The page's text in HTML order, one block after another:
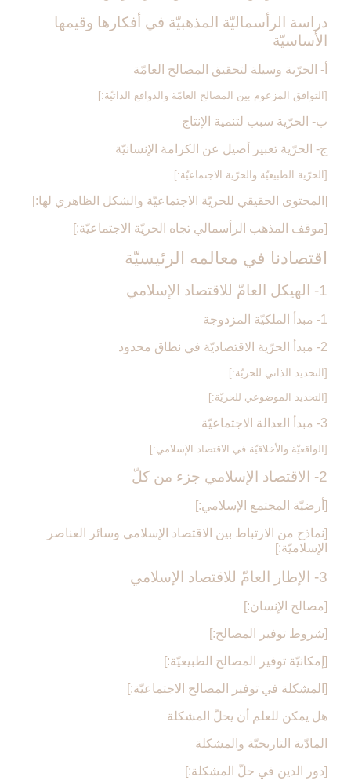
دراسة الرأسماليّة المذهبيّة في أفكارها وقيمها
الأساسيّة
أ- الحرّية وسيلة لتحقيق المصالح العامّة
[التوافق المزعوم بين المصالح العامّة والدوافع الذاتيّة:]
ب- الحرّية سبب لتنمية الإنتاج
ج- الحرّية تعبير أصيل عن الكرامة الإنسانيّة
[الحرّية الطبيعيّة والحرّية الاجتماعيّة:]
[المحتوى الحقيقي للحريّة الاجتماعيّة والشكل الظاهري لها:]
[موقف المذهب الرأسمالي تجاه الحريّة الاجتماعيّة:]
اقتصادنا في معالمه الرئيسيّة
1- الهيكل العامّ للاقتصاد الإسلامي‏
1- مبدأ الملكيّة المزدوجة
2- مبدأ الحرّية الاقتصاديّة في نطاق محدود
[التحديد الذاتي للحريّة:]
[التحديد الموضوعي للحريّة:]
3- مبدأ العدالة الاجتماعيّة
[الواقعيّة والأخلاقيّة في الاقتصاد الإسلامي:]
2- الاقتصاد الإسلامي جزء من كلّ‏
[أرضيّة المجتمع الإسلامي:]
[نماذج من الارتباط بين الاقتصاد الإسلامي وسائر العناصر
الإسلاميّة:]
3- الإطار العامّ للاقتصاد الإسلامي‏
[مصالح الإنسان:]
[شروط توفير المصالح:]
[إمكانيّة توفير المصالح الطبيعيّة:]
[المشكلة في توفير المصالح الاجتماعيّة:]
هل يمكن للعلم أن يحلّ المشكلة
المادّية التاريخيّة والمشكلة
[دور الدين في حلّ المشكلة:]